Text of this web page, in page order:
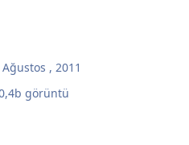
, 2011
görüntü